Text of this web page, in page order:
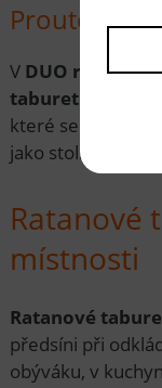
Proutěný
V DUO ratanu
taburetů
které se vejdou i
jako stolička, jiné
Ratanové
místnosti
Ratanové
předsíni při
obýváku, v